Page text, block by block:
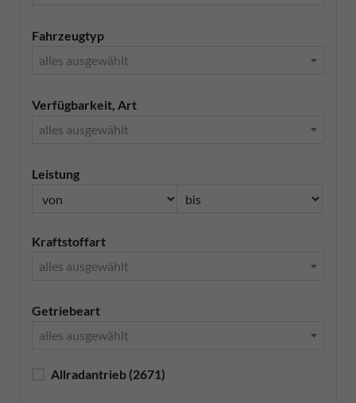
Fahrzeugtyp
alles ausgewählt
Verfügbarkeit, Art
alles ausgewählt
Leistung
Kraftstoffart
alles ausgewählt
Getriebeart
alles ausgewählt
Allradantrieb (2671)